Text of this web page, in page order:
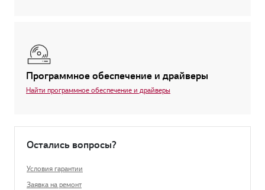
Программное обеспечение и драйверы
Найти программное обеспечение и драйверы
Остались вопросы?
Условия гарантии
Заявка на ремонт